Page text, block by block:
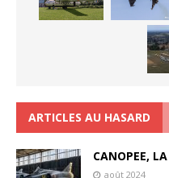
ARTICLES AU HASARD
CANOPEE,
août 2024